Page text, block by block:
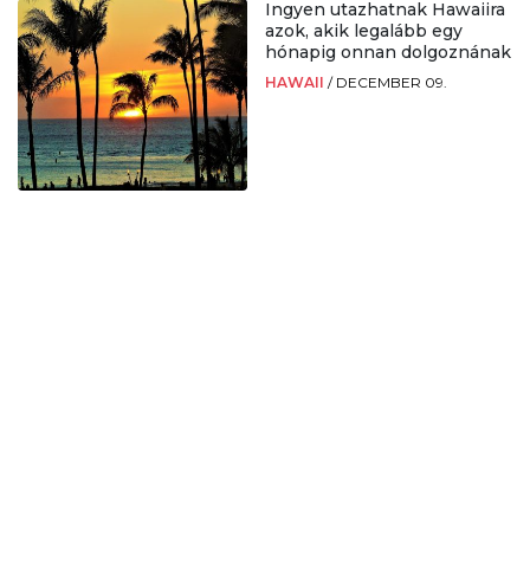
Ingyen utazhatnak Hawaiira
azok, akik legalább egy
hónapig onnan dolgoznának
HAWAII / DECEMBER 09.